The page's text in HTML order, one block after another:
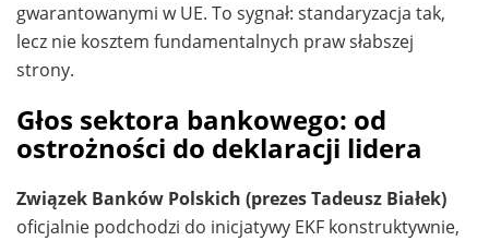
gwarantowanymi w UE. To sygnał: standaryzacja tak,
lecz nie kosztem fundamentalnych praw słabszej
strony.
Głos sektora bankowego: od
ostrożności do deklaracji lidera
Związek Banków Polskich (prezes Tadeusz Białek)
oficjalnie podchodzi do inicjatywy EKF konstruktywnie,